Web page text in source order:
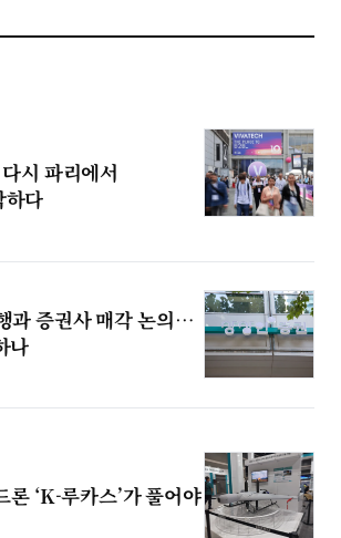
시 파리에서
하다
과 증권사 매각 논의…
나
론 ‘K-루카스’가 풀어야